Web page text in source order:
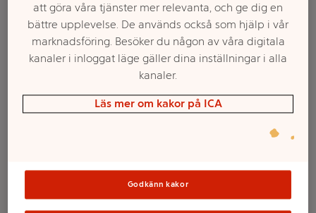
Mjölkdryck Laktosfri 3%
Mer info
Lättmjölkdryck Laktosfri
Mer info
att göra våra tjänster mer relevanta, och ge dig en
bättre upplevelse. De används också som hjälp i vår
marknadsföring. Besöker du någon av våra digitala
kanaler i inloggat läge gäller dina inställningar i alla
kanaler.
Läs mer om kakor på ICA
Godkänn kakor